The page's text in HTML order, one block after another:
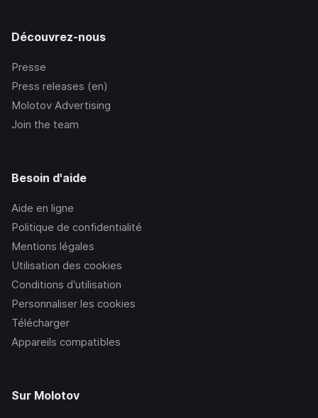
Découvrez-nous
Presse
Press releases (en)
Molotov Advertising
Join the team
Besoin d'aide
Aide en ligne
Politique de confidentialité
Mentions légales
Utilisation des cookies
Conditions d’utilisation
Personnaliser les cookies
Télécharger
Appareils compatibles
Sur Molotov